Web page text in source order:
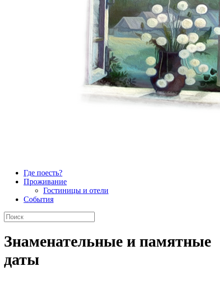
Где поесть?
Проживание
Гостиницы и отели
События
Знаменательные и памятные
даты